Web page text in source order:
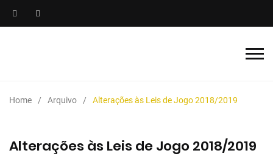
Home Arquivo Alterações às Leis de Jogo 2018/2019
Alterações às Leis de Jogo 2018/2019